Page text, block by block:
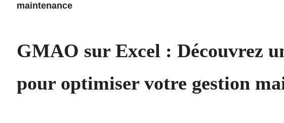
maintenance
GMAO sur Excel : Découvrez
pour optimiser votre gestion